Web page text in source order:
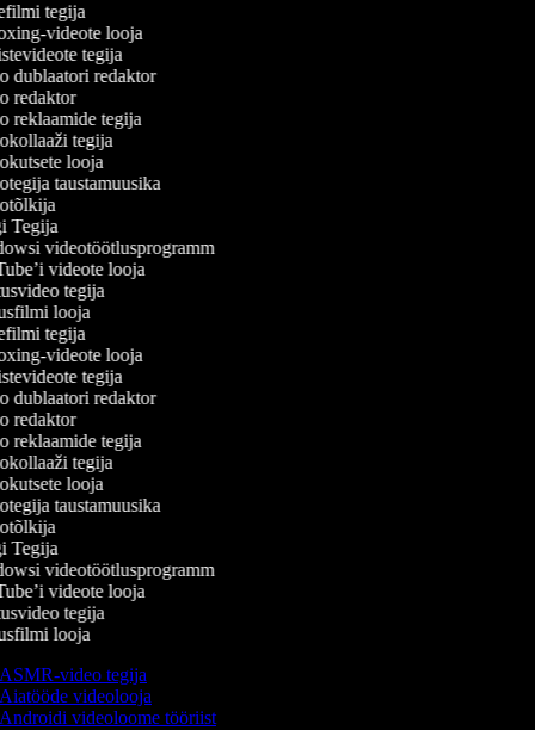
tegija
videote looja
tegija
dublaatori redaktor
redaktor
reklaamide tegija
tegija
looja
taustamuusika
videotöötlusprogramm
videote looja
tegija
looja
tegija
videote looja
tegija
dublaatori redaktor
redaktor
reklaamide tegija
tegija
looja
taustamuusika
videotöötlusprogramm
videote looja
tegija
looja
video tegija
videolooja
videoloome tööriist